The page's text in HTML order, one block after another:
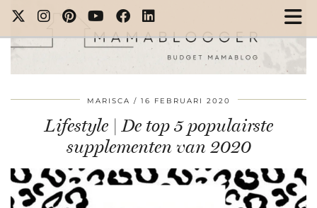
MARISCA 16 FEBRUARI 2020
Lifestyle | De top 5 populairste
supplementen van 2020